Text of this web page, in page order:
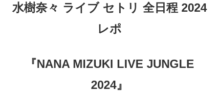
水樹奈々 ライブ セトリ 全日程 2024
レポ
『NANA MIZUKI LIVE JUNGLE
2024』